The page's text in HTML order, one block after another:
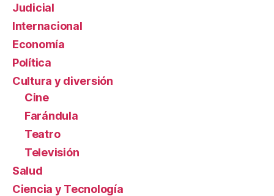
Judicial
Internacional
Economía
Política
Cultura y diversión
Cine
Farándula
Teatro
Televisión
Salud
Ciencia y Tecnología